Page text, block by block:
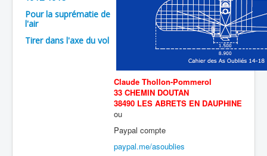
Pour la suprématie de
l'air
Tirer dans l'axe du vol
Claude Thollon-Pommerol
33 CHEMIN DOUTAN
38490 LES ABRETS EN DAUPHINE
ou
Paypal compte
paypal.me/asoublies